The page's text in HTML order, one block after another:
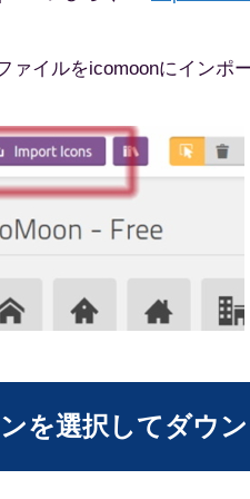
ァイルをicomoonにインポ
を選択してダウ